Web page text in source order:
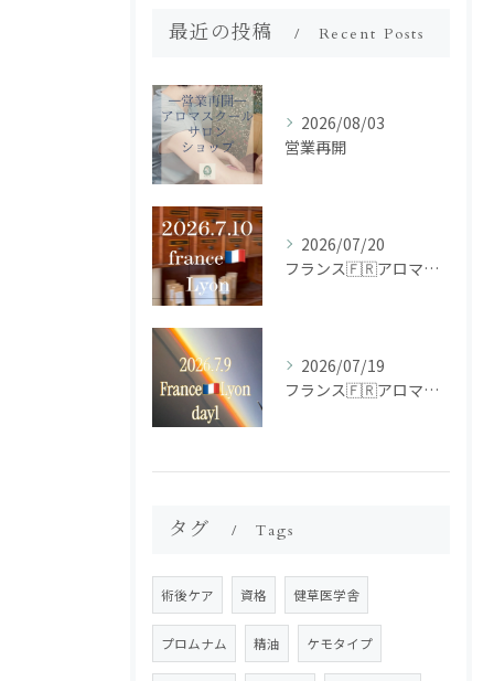
最近の投稿 Recent Posts
2026/08/03
営業再開
2026/07/20
フランス🇫🇷アロマ研修ツアー𝗱𝗮𝘆𝟮
2026/07/19
フランス🇫🇷アロマ研修ツアー𝗱𝗮𝘆𝟭
タグ Tags
術後ケア 資格 健草医学舎
プロムナム 精油 ケモタイプ